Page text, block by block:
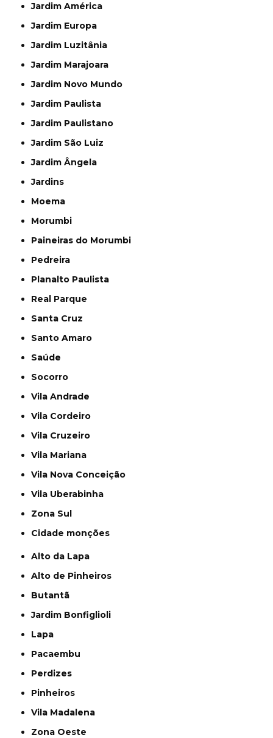
Jardim América
Jardim Europa
Jardim Luzitânia
Jardim Marajoara
Jardim Novo Mundo
Jardim Paulista
Jardim Paulistano
Jardim São Luiz
Jardim Ângela
Jardins
Moema
Morumbi
Paineiras do Morumbi
Pedreira
Planalto Paulista
Real Parque
Santa Cruz
Santo Amaro
Saúde
Socorro
Vila Andrade
Vila Cordeiro
Vila Cruzeiro
Vila Mariana
Vila Nova Conceição
Vila Uberabinha
Zona Sul
cidade monções
Alto da Lapa
Alto de Pinheiros
Butantã
Jardim Bonfiglioli
Lapa
Pacaembu
Perdizes
Pinheiros
Vila Madalena
Zona Oeste